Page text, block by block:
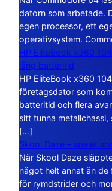
datorn som arbetade.
egen processor, ett
operativsystem.
HP EliteBook x360
lång batteritid
HP EliteBook x360
företagsdator som
batteritid och flera
sitt tunna
[…]
Skool Daze – spelet
När Skool Daze
något helt annat än de
för rymdstrider och